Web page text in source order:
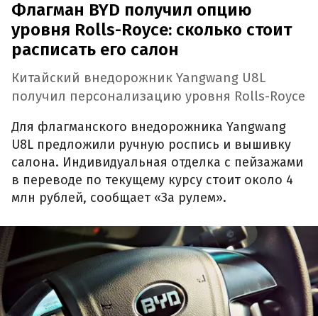
Флагман BYD получил опцию
уровня Rolls-Royce: сколько стоит
расписать его салон
Китайский внедорожник Yangwang U8L
получил персонализацию уровня Rolls-Royce
Для флагманского внедорожника Yangwang
U8L предложили ручную роспись и вышивку
салона. Индивидуальная отделка с пейзажами
в переводе по текущему курсу стоит около 4
млн рублей, сообщает «За рулем».